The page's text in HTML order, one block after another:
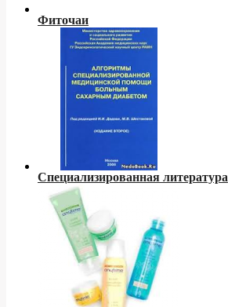
Фиточаи
Специализированная литература